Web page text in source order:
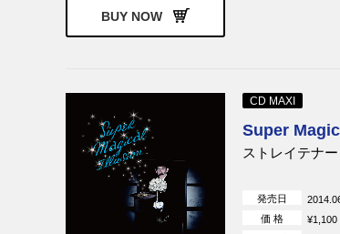
BUY NOW
CD MAXI
Super
ストレイテナー
発売日
価 格
¥1,100